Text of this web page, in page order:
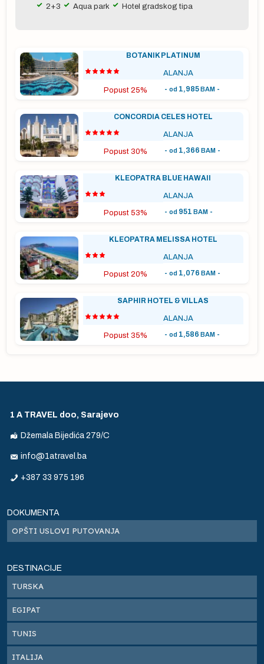
2+3 Aqua park Hotel gradskog tipa
BOTANIK PLATINUM
ALANJA
Popust 25% -od 1,985BAM -
CONCORDIA CELES HOTEL
ALANJA
Popust 30% -od 1,366 BAM -
KLEOPATRA BLUE HAWAII
ALANJA
Popust 53% -od 951 BAM -
KLEOPATRA MELISSA HOTEL
ALANJA
Popust 20% -od 1,076 BAM -
SAPHIR HOTEL & VILLAS
ALANJA
Popust 35% -od 1,586 BAM -
1 A TRAVEL doo, Sarajevo
Džemala Bijedića 279/C
info@1atravel.ba
+387 33 975 196
DOKUMENTA
OPŠTI USLOVI PUTOVANJA
DESTINACIJE
TURSKA
EGIPAT
TUNIS
ITALIJA